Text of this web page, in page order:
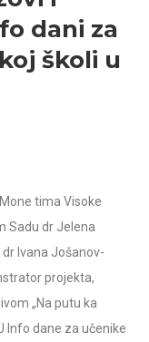
dani za
školi u
tima Visoke
Sadu dr Jelena
Ivana Jošanov-
projekta,
„Na putu ka
Info dane za učenike